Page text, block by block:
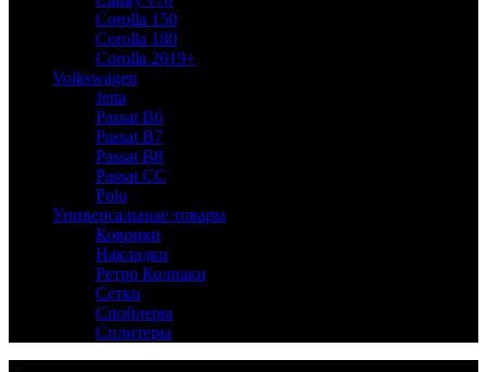
Corolla 150
Corolla 180
Corolla 2019+
Volkswagen
Jetta
Passat B6
Passat B7
Passat B8
Passat CC
Polo
Универсальные товары
Коврики
Накладки
Ретро Колпаки
Сетки
Спойлеры
Сплитеры